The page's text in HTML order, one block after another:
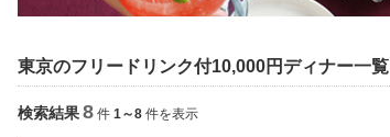
東京のフリードリンク付10,000円ディナー一覧
検索結果8 件 1～8 件を表示